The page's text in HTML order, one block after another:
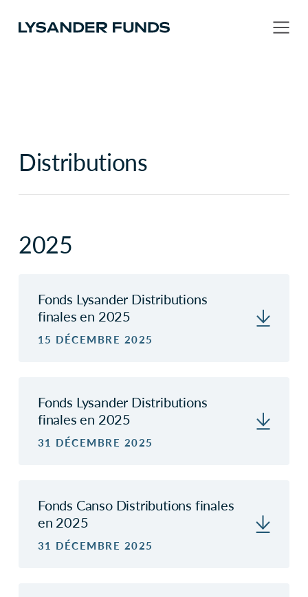
Distributions
2025
Fonds Lysander Distributions
finales en 2025
15 DÉCEMBRE 2025
Fonds Lysander Distributions
finales en 2025
31 DÉCEMBRE 2025
Fonds Canso Distributions finales
en 2025
31 DÉCEMBRE 2025